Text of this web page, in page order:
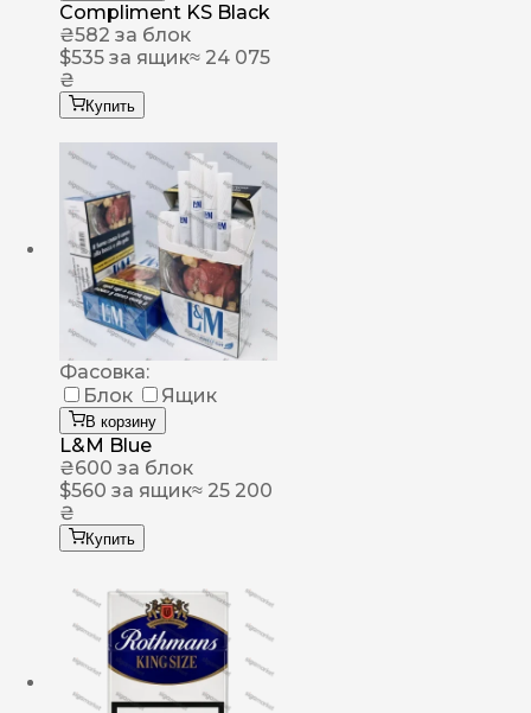
Compliment KS Black
₴582 за блок
$535 за ящик≈ 24 075
₴
Купить
Фасовка:
Блок
Ящик
В корзину
L&M Blue
₴600 за блок
$560 за ящик≈ 25 200
₴
Купить